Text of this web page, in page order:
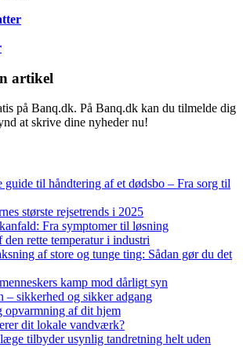
artikel
på Banq.dk. På Banq.dk kan du tilmelde dig
at skrive dine nyheder nu!
guide til håndtering af et dødsbo – Fra sorg til
største rejsetrends i 2025
Fra symptomer til løsning
rette temperatur i industri
af store og tunge ting: Sådan gør du det
kamp mod dårligt syn
– sikkerhed og sikker adgang
opvarmning af dit hjem
dit lokale vandværk?
tilbyder usynlig tandretning helt uden